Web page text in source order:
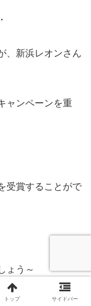
、新浜レオンさん
ャンペーンを重
受賞することがで
ょう～
、今夜。」の、
トップ サイドバー